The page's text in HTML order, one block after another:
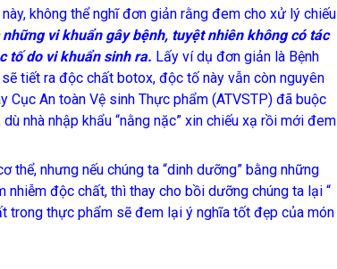
không thể nghĩ đơn giản rằng đem cho xử lý chiếu
vi khuẩn gây bệnh, tuyệt nhiên không có tác
tố do vi khuẩn sinh ra. Lấy ví dụ đơn giản là Bệnh
tiết ra độc chất botox, độc tố này vẫn còn nguyên
An toàn Vệ sinh Thực phẩm (ATVSTP) đã buộc
nhà nhập khẩu “nằng nặc” xin chiếu xạ rồi mới đem
nhưng nếu chúng ta “dinh dưỡng” bằng những
độc chất, thì thay cho bồi dưỡng chúng ta lại “
trong thực phẩm sẽ đem lại ý nghĩa tốt đẹp của món